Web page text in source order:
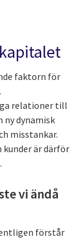
faktorn för
relationer till
ny dynamisk
misstankar.
kunder är därför
vi ändå
förstår